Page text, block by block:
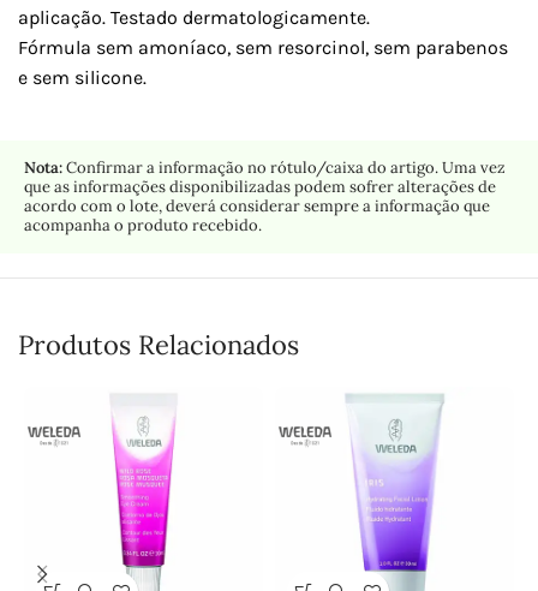
aplicação. Testado dermatologicamente.
Fórmula sem amoníaco, sem resorcinol, sem parabenos
e sem silicone.
Nota:Confirmar a informação no rótulo/caixa do artigo. Uma vez
que as informações disponibilizadas podem sofrer alterações de
acordo com o lote, deverá considerar sempre a informação que
acompanha o produto recebido.
Produtos Relacionados